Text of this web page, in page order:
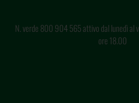
N. verde 800 904 565 attivo dal lunedì al
ore 18.00